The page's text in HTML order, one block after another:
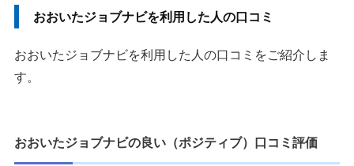
おおいたジョブナビを利用した人の口コミ
おおいたジョブナビを利用した人の口コミをご紹介しま
す。
おおいたジョブナビの良い（ポジティブ）口コミ評価